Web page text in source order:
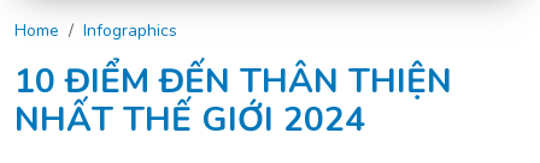
Home Infographics
10 ĐIỂM ĐẾN THÂN THIỆN
NHẤT THẾ GIỚI 2024